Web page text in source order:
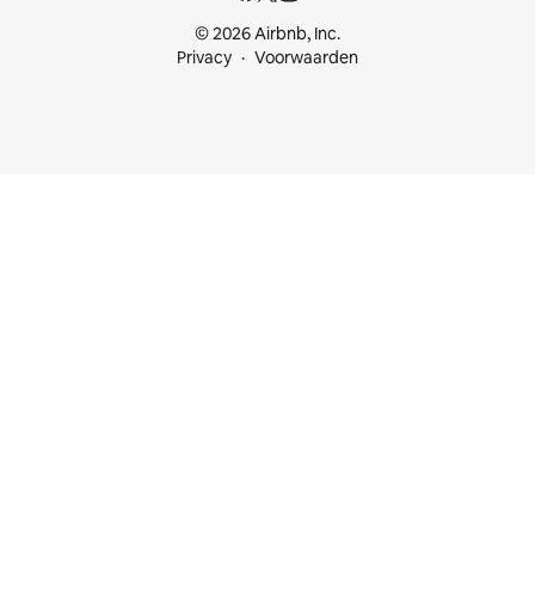
© 2026 Airbnb, Inc.
Privacy
Voorwaarden